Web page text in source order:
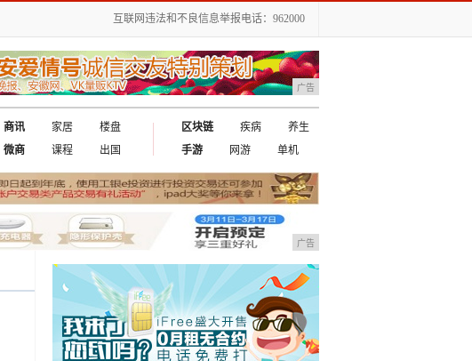
互联网违法和不良信息举报电话：962000
广告
商讯 家居
楼盘
微商
课程 出国
区块链 疾病
养生
手游
网游 单机
广告